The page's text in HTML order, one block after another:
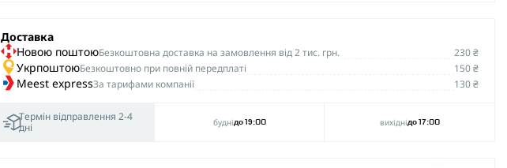
Доставка
Новою поштоюБезкоштовна доставка на замовлення від 2 тис. грн. 230 ₴
УкрпоштоюБезкоштовно при повній передплаті 150 ₴
Meest expressЗа тарифами компанії 130 ₴
Термін відправлення 2-4
дні
буднідо 19:00 вихіднідо 17:00